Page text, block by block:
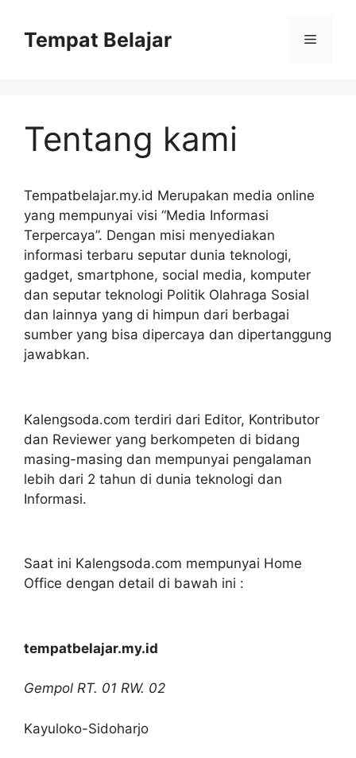
contentTempat Belajar Menu
Tentang kami
Tempatbelajar.my.id Merupakan media online
yang mempunyai visi “Media Informasi
Terpercaya”. Dengan misi menyediakan
informasi terbaru seputar dunia teknologi,
gadget, smartphone, social media, komputer
dan seputar teknologi Politik Olahraga Sosial
dan lainnya yang di himpun dari berbagai
sumber yang bisa dipercaya dan dipertanggung
jawabkan.
Kalengsoda.com terdiri dari Editor, Kontributor
dan Reviewer yang berkompeten di bidang
masing-masing dan mempunyai pengalaman
lebih dari 2 tahun di dunia teknologi dan
Informasi.
Saat ini Kalengsoda.com mempunyai Home
Office dengan detail di bawah ini :
tempatbelajar.my.id
Gempol RT. 01 RW. 02
Kayuloko-Sidoharjo